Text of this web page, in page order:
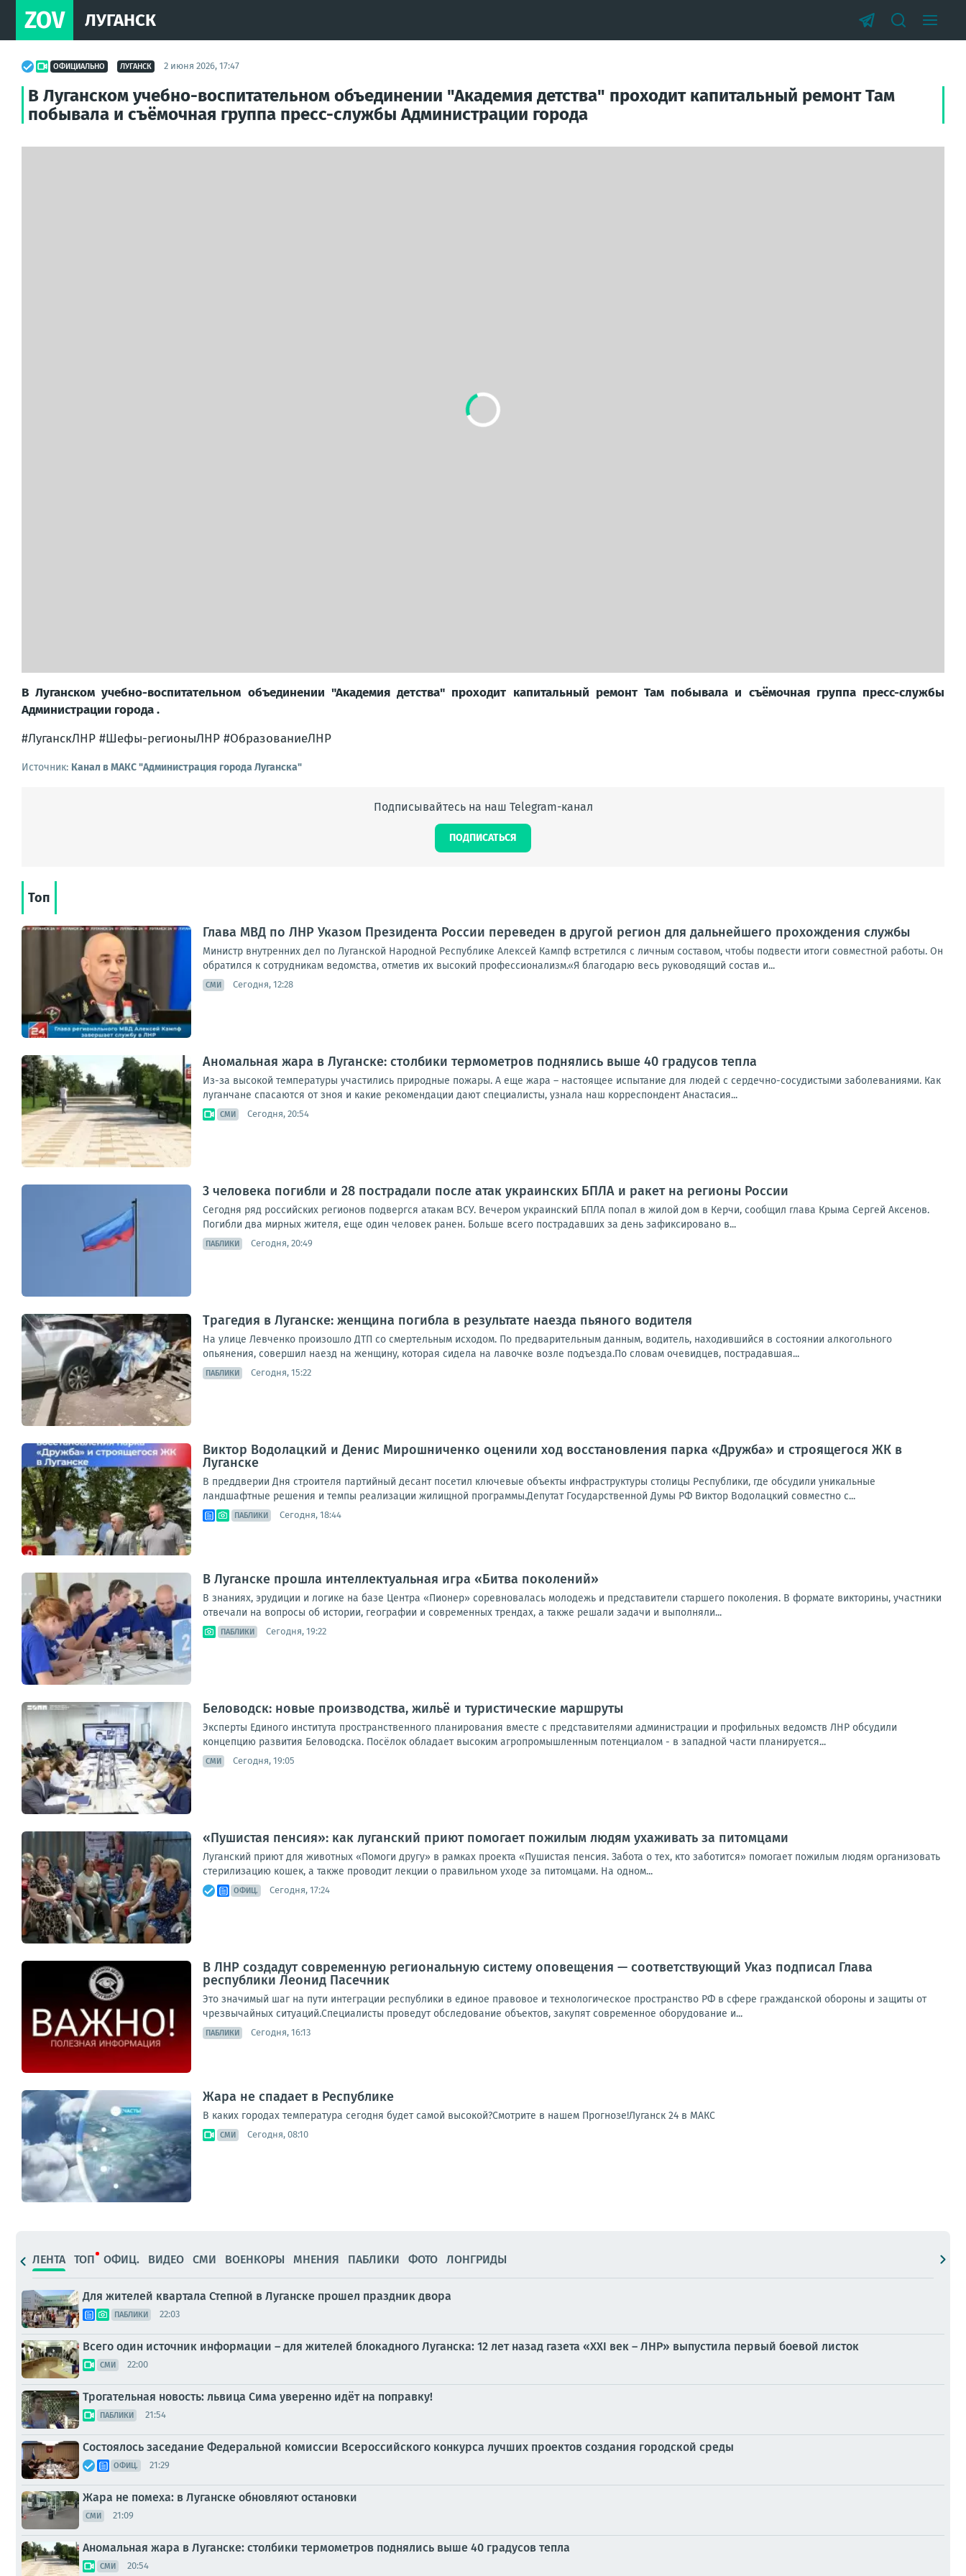
ZOV ЛУГАНСК
ОФИЦИАЛЬНО ЛУГАНСК 2 июня 2026, 17:47
В Луганском учебно-воспитательном объединении "Академия детства" проходит капитальный ремонт Там
побывала и съёмочная группа пресс-службы Администрации города
В Луганском учебно-воспитательном объединении "Академия детства" проходит капитальный ремонт Там побывала и съёмочная группа пресс-службы
Администрации города .
#ЛуганскЛНР #Шефы-регионыЛНР #ОбразованиеЛНР
Источник: Канал в МАКС "Администрация города Луганска"
Подписывайтесь на наш Telegram-канал
ПОДПИСАТЬСЯ
Топ
Глава МВД по ЛНР Указом Президента России переведен в другой регион для дальнейшего прохождения службы
Министр внутренних дел по Луганской Народной Республике Алексей Кампф встретился с личным составом, чтобы подвести итоги совместной работы. Он
обратился к сотрудникам ведомства, отметив их высокий профессионализм.«Я благодарю весь руководящий состав и...
СМИ Сегодня, 12:28
Аномальная жара в Луганске: столбики термометров поднялись выше 40 градусов тепла
Из-за высокой температуры участились природные пожары. А еще жара – настоящее испытание для людей с сердечно-сосудистыми заболеваниями. Как
луганчане спасаются от зноя и какие рекомендации дают специалисты, узнала наш корреспондент Анастасия...
СМИ Сегодня, 20:54
3 человека погибли и 28 пострадали после атак украинских БПЛА и ракет на регионы России
Сегодня ряд российских регионов подвергся атакам ВСУ. Вечером украинский БПЛА попал в жилой дом в Керчи, сообщил глава Крыма Сергей Аксенов.
Погибли два мирных жителя, еще один человек ранен. Больше всего пострадавших за день зафиксировано в...
ПАБЛИКИ Сегодня, 20:49
Трагедия в Луганске: женщина погибла в результате наезда пьяного водителя
На улице Левченко произошло ДТП со смертельным исходом. По предварительным данным, водитель, находившийся в состоянии алкогольного
опьянения, совершил наезд на женщину, которая сидела на лавочке возле подъезда.По словам очевидцев, пострадавшая...
ПАБЛИКИ Сегодня, 15:22
Виктор Водолацкий и Денис Мирошниченко оценили ход восстановления парка «Дружба» и строящегося ЖК в
Луганске
В преддверии Дня строителя партийный десант посетил ключевые объекты инфраструктуры столицы Республики, где обсудили уникальные
ландшафтные решения и темпы реализации жилищной программы.Депутат Государственной Думы РФ Виктор Водолацкий совместно с...
ПАБЛИКИ Сегодня, 18:44
В Луганске прошла интеллектуальная игра «Битва поколений»
В знаниях, эрудиции и логике на базе Центра «Пионер» соревновалась молодежь и представители старшего поколения. В формате викторины, участники
отвечали на вопросы об истории, географии и современных трендах, а также решали задачи и выполняли...
ПАБЛИКИ Сегодня, 19:22
Беловодск: новые производства, жильё и туристические маршруты
Эксперты Единого института пространственного планирования вместе с представителями администрации и профильных ведомств ЛНР обсудили
концепцию развития Беловодска. Посёлок обладает высоким агропромышленным потенциалом - в западной части планируется...
СМИ Сегодня, 19:05
«Пушистая пенсия»: как луганский приют помогает пожилым людям ухаживать за питомцами
Луганский приют для животных «Помоги другу» в рамках проекта «Пушистая пенсия. Забота о тех, кто заботится» помогает пожилым людям организовать
стерилизацию кошек, а также проводит лекции о правильном уходе за питомцами. На одном...
ОФИЦ. Сегодня, 17:24
В ЛНР создадут современную региональную систему оповещения — соответствующий Указ подписал Глава
республики Леонид Пасечник
Это значимый шаг на пути интеграции республики в единое правовое и технологическое пространство РФ в сфере гражданской обороны и защиты от
чрезвычайных ситуаций.Специалисты проведут обследование объектов, закупят современное оборудование и...
ПАБЛИКИ Сегодня, 16:13
Жара не спадает в Республике
В каких городах температура сегодня будет самой высокой?Смотрите в нашем Прогнозе!Луганск 24 в МАКС
СМИ Сегодня, 08:10
ЛЕНТА ТОП ОФИЦ. ВИДЕО СМИ ВОЕНКОРЫ МНЕНИЯ ПАБЛИКИ ФОТО ЛОНГРИДЫ
Для жителей квартала Степной в Луганске прошел праздник двора
ПАБЛИКИ 22:03
Всего один источник информации – для жителей блокадного Луганска: 12 лет назад газета «XXI век – ЛНР» выпустила первый боевой листок
СМИ 22:00
Трогательная новость: львица Сима уверенно идёт на поправку!
ПАБЛИКИ 21:54
Состоялось заседание Федеральной комиссии Всероссийского конкурса лучших проектов создания городской среды
ОФИЦ. 21:29
Жара не помеха: в Луганске обновляют остановки
СМИ 21:09
Аномальная жара в Луганске: столбики термометров поднялись выше 40 градусов тепла
СМИ 20:54